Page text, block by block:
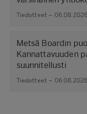
Tiedotteet – 06.08.2026
Metsä Boardin
Kannattavuuden
suunnitellusti
Tiedotteet – 06.08.2026